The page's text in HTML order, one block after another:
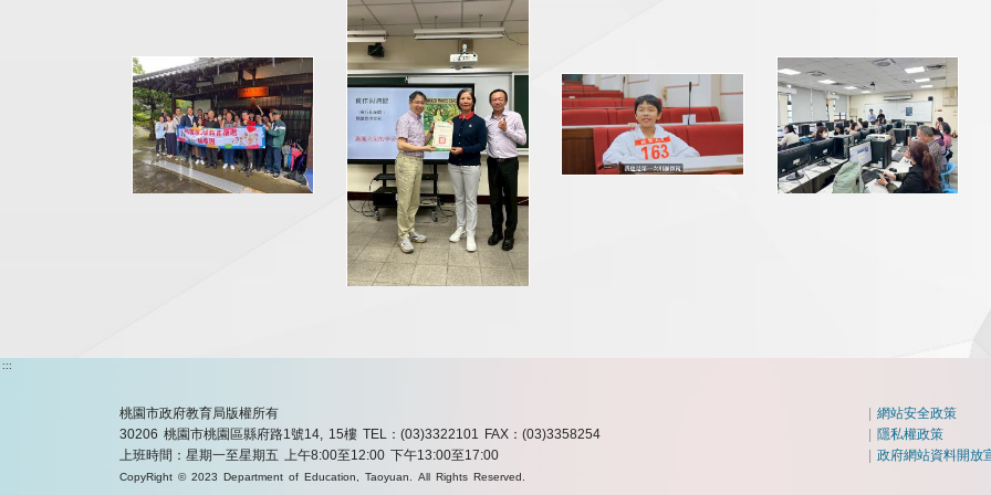
:::
桃園市政府教育局版權所有
30206 桃園市桃園區縣府路1號14, 15樓 TEL：(03)3322101
FAX：(03)3358254
上班時間：星期一至星期五 上午8:00至12:00 下午13:00至17:00
CopyRight © 2023 Department of Education, Taoyuan. All Rights Reserved.
|網站安全政策
|隱私權政策
|政府網站資料開放